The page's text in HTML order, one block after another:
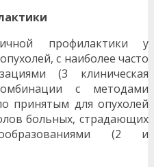
профилактики у
с наиболее часто
(3 клиническая
с методами
принятым для опухолей
больных, страдающих
(2 и